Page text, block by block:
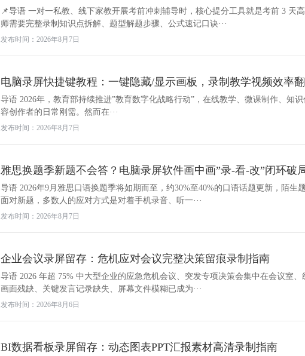
📌导语 一对一私教、线下家教开展考前冲刺辅导时，核心提分工具就是考前 3 天
师需要完整录制知识点拆解、题型解题步骤、公式速记口诀···
发布时间：2026年8月7日
电脑录屏快捷键教程：一键隐藏/显示画板，录制教学视频效率
导语 2026年，教育部持续推进”教育数字化战略行动”，在线教学、微课制作、知
容创作者的日常刚需。然而在···
发布时间：2026年8月7日
雅思换题季新题不会答？电脑录屏软件画中画”录-看-改”闭环破
导语 2026年9月雅思口语换题季将如期而至，约30%至40%的口语话题更新，陌生
面对新题，多数人的应对方式是对着手机录音、听一···
发布时间：2026年8月7日
企业会议录屏留存：危机应对会议完整决策留痕录制指南
导语 2026 年超 75% 中大型企业的应急危机会议、突发专项决策会集中在会议室
画面残缺、关键发言记录缺失、屏幕文件模糊已成为···
发布时间：2026年8月6日
BI数据看板录屏留存：动态图表PPT汇报素材高清录制指南